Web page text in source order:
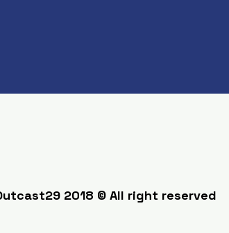
2018 © All right reserved